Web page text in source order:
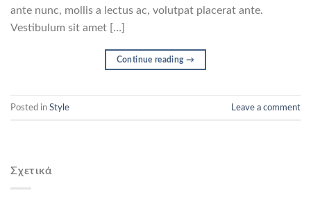
ante nunc, mollis a lectus ac, volutpat placerat ante.
Vestibulum sit amet […]
Continue reading →
Posted in Style Leave a comment
Σχετικά